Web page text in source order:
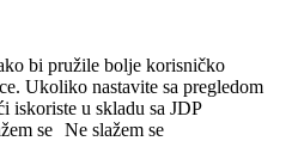
bi pružile bolje korisničko
Ukoliko nastavite sa pregledom
iskoriste u skladu sa JDP
se Ne slažem se